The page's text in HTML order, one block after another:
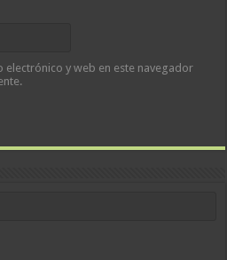
electrónico y web en este navegador